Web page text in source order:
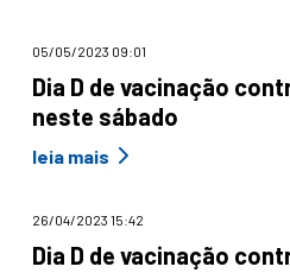
05/05/2023 09:01
Dia D de vacinação
neste sábado
leia mais
26/04/2023 15:42
Dia D de vacinação